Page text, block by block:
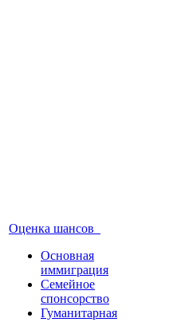
Оценка шансов
Основная
иммиграция
Семейное
спонсорство
Гуманитарная